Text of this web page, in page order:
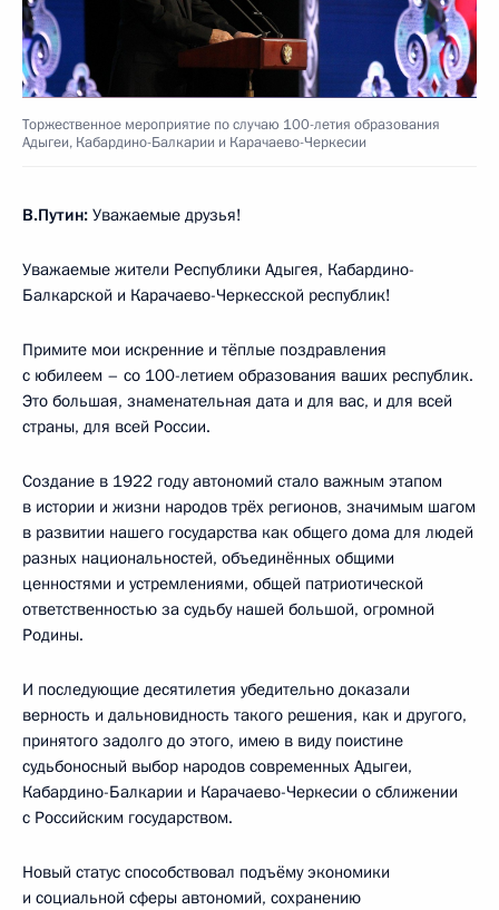
Торжественное мероприятие по случаю 100-летия образования
Адыгеи, Кабардино-Балкарии и Карачаево-Черкесии
В.Путин: Уважаемые друзья!
Уважаемые жители Республики Адыгея, Кабардино-
Балкарской и Карачаево-Черкесской республик!
Примите мои искренние и тёплые поздравления
с юбилеем – со 100-летием образования ваших республик.
Это большая, знаменательная дата и для вас, и для всей
страны, для всей России.
Создание в 1922 году автономий стало важным этапом
в истории и жизни народов трёх регионов, значимым шагом
в развитии нашего государства как общего дома для людей
разных национальностей, объединённых общими
ценностями и устремлениями, общей патриотической
ответственностью за судьбу нашей большой, огромной
Родины.
И последующие десятилетия убедительно доказали
верность и дальновидность такого решения, как и другого,
принятого задолго до этого, имею в виду поистине
судьбоносный выбор народов современных Адыгеи,
Кабардино-Балкарии и Карачаево-Черкесии о сближении
с Российским государством.
Новый статус способствовал подъёму экономики
и социальной сферы автономий, сохранению